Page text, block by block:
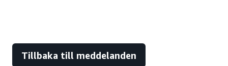
Tillbaka till meddelanden